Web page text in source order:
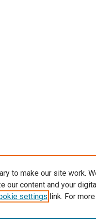
to make our site work.
our content and your
settings link. For